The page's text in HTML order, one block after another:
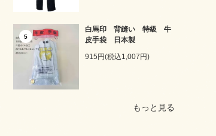
5
白馬印 背縫い 特級 牛
皮手袋 日本製
915円(税込1,007円)
もっと見る